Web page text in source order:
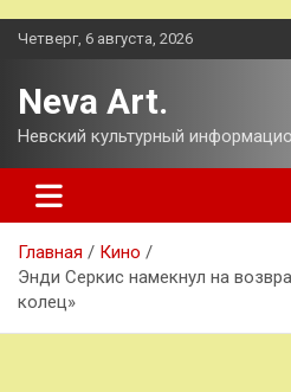
Перейти
Четверг, 6 августа, 2026
Neva Art.
Невский культурный
Главная
Кино
Энди Серкис намекнул на
колец»